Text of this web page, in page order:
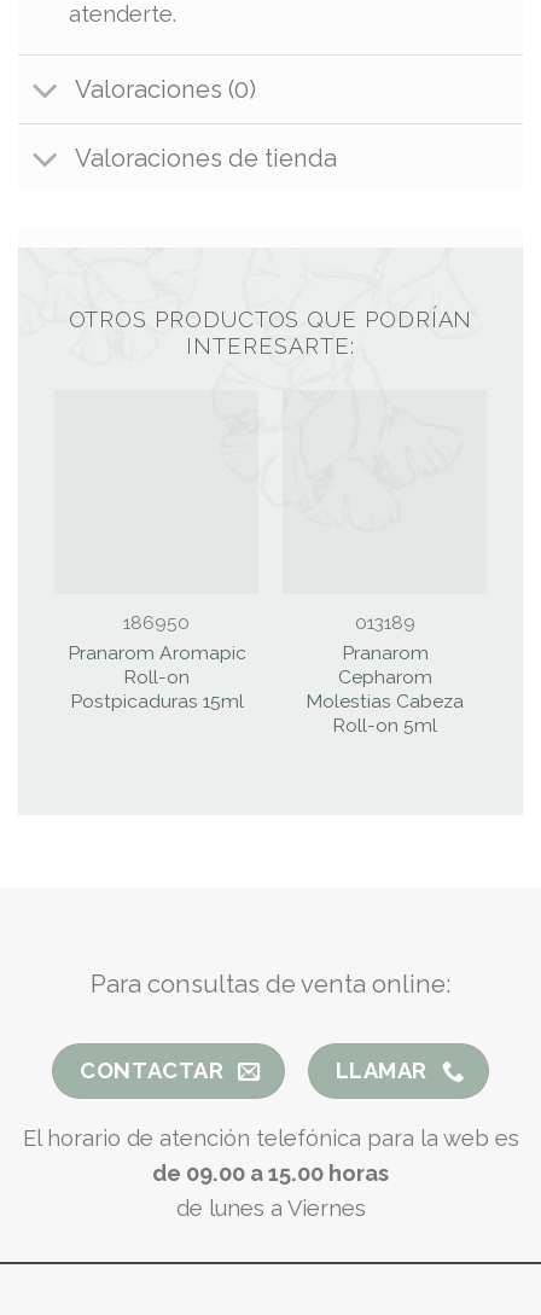
atenderte.
Valoraciones (0)
Valoraciones de tienda
OTROS PRODUCTOS QUE PODRÍAN
INTERESARTE:
186950
Pranarom Aromapic
Roll-on
Postpicaduras 15ml
013189
Pranarom
Cepharom
Molestias Cabeza
Roll-on 5ml
Para consultas de venta online:
CONTACTAR LLAMAR
El horario de atención telefónica para la web es
de 09.00 a 15.00 horas
de lunes a Viernes